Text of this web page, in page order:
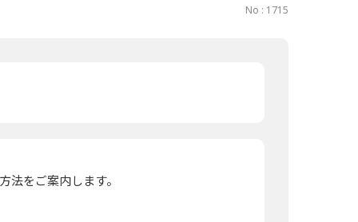
No : 1715
をご案内します。